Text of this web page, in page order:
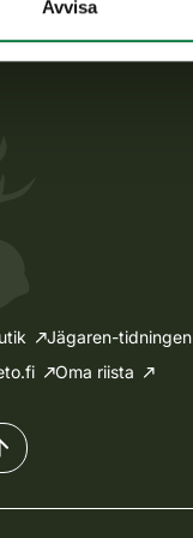
Avvisa
oss
Jägaren-tidningen
Oma riista